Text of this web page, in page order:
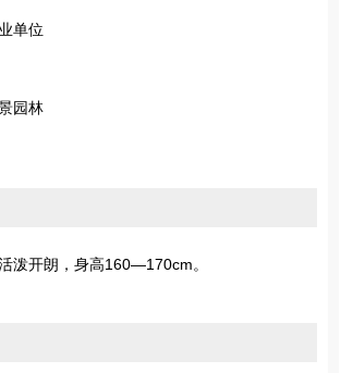
单位
园林
泼开朗，身高160—170cm。